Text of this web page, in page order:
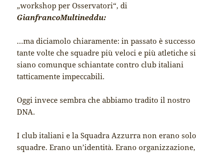
„workshop per Osservatori“, di
GianfrancoMultineddu:
…ma diciamolo chiaramente: in passato è successo
tante volte che squadre più veloci e più atletiche si
siano comunque schiantate contro club italiani
tatticamente impeccabili.
Oggi invece sembra che abbiamo tradito il nostro
DNA.
I club italiani e la Squadra Azzurra non erano solo
squadre. Erano un’identità. Erano organizzazione,